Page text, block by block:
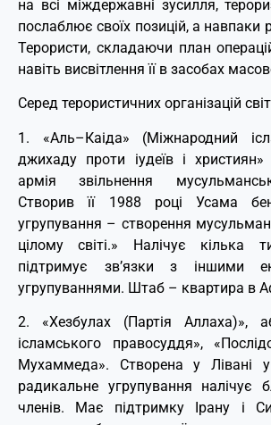
на всі міждержавні зусилля,
послаблює своїх позицій, а
Терористи, складаючи план
навіть висвітлення її в засобах
Серед терористичних організацій
1. «Аль–Каіда» (Міжнародний
джихаду проти іудеїв і
армія звільнення
Створив її 1988 році Усама
угрупування – створення
цілому світі.» Налічує кілька
підтримує зв’язки з іншими
угрупуваннями. Штаб – квартира в
2. «Хезбулах (Партія Аллаха)»,
ісламського правосуддя»,
Мухаммеда». Створена у Лівані
радикальне угрупування налічує
членів. Має підтримку Ірану і